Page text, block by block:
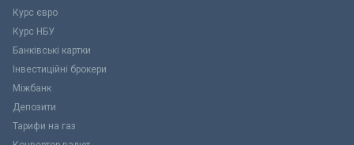
Курс євро
Курс НБУ
Банківські картки
Інвестиційні брокери
Міжбанк
Депозити
Тарифи на газ